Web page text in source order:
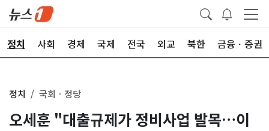
정치 사회 경제 국제 전국 외교 북한 금융ㆍ증권
정치 국회ㆍ정당
오세훈 "대출규제가 정비사업 발목…이